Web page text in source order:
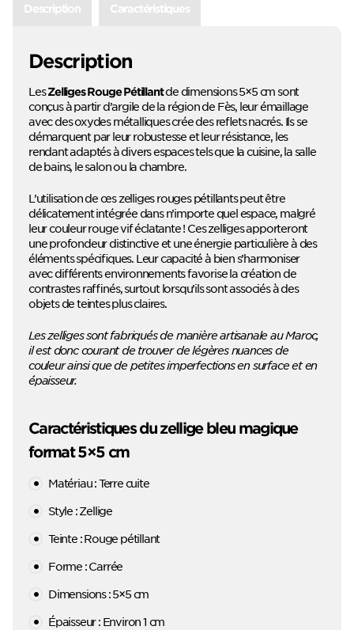
Description Caractéristiques
Description
LesZelliges Rouge Pétillantde dimensions 5×5 cm sont
conçus à partir d’argile de la région de Fès, leur émaillage
avec des oxydes métalliques crée des reflets nacrés. Ils se
démarquent par leur robustesse et leur résistance, les
rendant adaptés à divers espaces tels que la cuisine, la salle
de bains, le salon ou la chambre.
L’utilisation de ces zelliges rouges pétillants peut être
délicatement intégrée dans n’importe quel espace, malgré
leur couleur rouge vif éclatante ! Ces zelliges apporteront
une profondeur distinctive et une énergie particulière à des
éléments spécifiques. Leur capacité à bien s’harmoniser
avec différents environnements favorise la création de
contrastes raffinés, surtout lorsqu’ils sont associés à des
objets de teintes plus claires.
Les zelliges sont fabriqués de manière artisanale au Maroc,
il est donc courant de trouver de légères nuances de
couleur ainsi que de petites imperfections en surface et en
épaisseur.
Caractéristiques du zellige bleu magique
format 5×5 cm
Matériau : Terre cuite
Style : Zellige
Teinte : Rouge pétillant
Forme : Carrée
Dimensions : 5×5 cm
Épaisseur : Environ 1 cm